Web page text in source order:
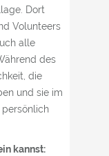
Dort
Volunteers
alle
des
die
und sie im
persönlich
kannst: